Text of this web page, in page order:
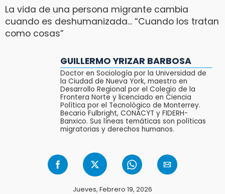
La vida de una persona migrante cambia
cuando es deshumanizada... “Cuando los tratan
como cosas”
GUILLERMO YRIZAR BARBOSA
Doctor en Sociología por la Universidad de
la Ciudad de Nueva York, maestro en
Desarrollo Regional por el Colegio de la
Frontera Norte y licenciado en Ciencia
Política por el Tecnológico de Monterrey.
Becario Fulbright, CONACYT y FIDERH-
Banxico. Sus líneas temáticas son políticas
migratorias y derechos humanos.
Jueves, Febrero 19, 2026